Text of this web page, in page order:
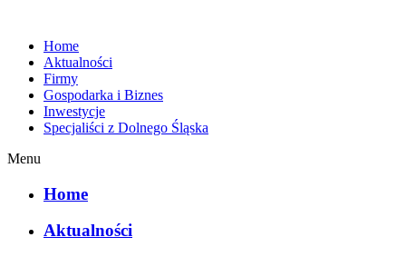
Home
Aktualności
Firmy
Gospodarka i Biznes
Inwestycje
Specjaliści z Dolnego Śląska
Menu
Home
Aktualności